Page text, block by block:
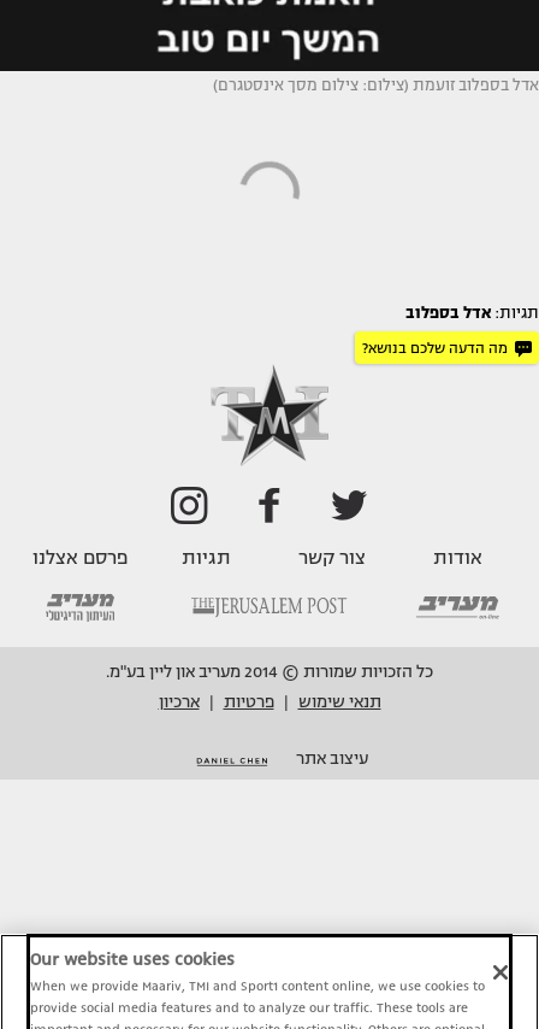
אדל בספלוב זועמת (צילום: צילום מסך אינסטגרם)
תגיות: אדל בספלוב
מה הדעה שלכם בנושא?
אודות צור קשר תגיות פרסם אצלנו
כל הזכויות שמורות © 2014 מעריב און ליין בע"מ.
תנאי שימוש
פרטיות ארכיון
עיצוב אתר
Our website uses cookies
When we provide Maariv, TMI and Sport1 content online, we use cookies to
provide social media features and to analyze our traffic. These tools are